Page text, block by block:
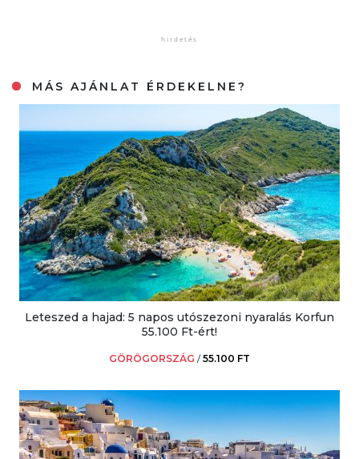
MÁS AJÁNLAT ÉRDEKELNE?
Leteszed a hajad: 5 napos utószezoni nyaralás Korfun
55.100 Ft-ért!
GÖRÖGORSZÁG /55.100 FT